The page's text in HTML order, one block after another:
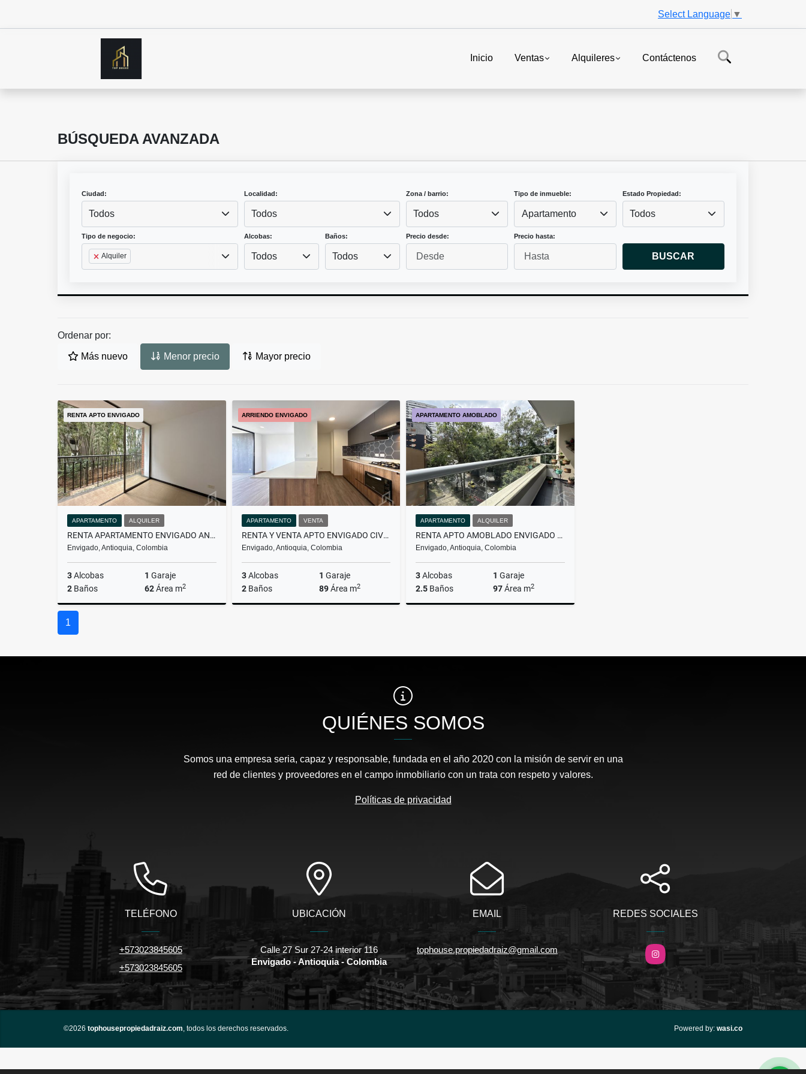
Select Language ▼
Inicio Ventas Alquileres Contáctenos
BÚSQUEDA AVANZADA
Ciudad:
Todos
Localidad:
Todos
Zona / barrio:
Todos
Tipo de inmueble:
Apartamento
Estado Propiedad:
Todos
Tipo de negocio:
Alquiler
Alcobas:
Todos
Baños:
Todos
Precio desde: Precio hasta:
BUSCAR
Ordenar por:
Más nuevo Menor precio Mayor precio
RENTA APTO ENVIGADO
APARTAMENTO ALQUILER
RENTA APARTAMENTO ENVIGADO ANTILLAS | PARQUEADERO
Envigado, Antioquia, Colombia
3Alcobas 1 Garaje
2 Baños 62Área m2
ARRIENDO ENVIGADO
APARTAMENTO VENTA
RENTA Y VENTA APTO ENVIGADO CIVITA PARA ESTRENAR
Envigado, Antioquia, Colombia
3Alcobas 1 Garaje
2Baños 89Área m2
APARTAMENTO AMOBLADO
APARTAMENTO ALQUILER
RENTA APTO AMOBLADO ENVIGADO ZUÑIGA
Envigado, Antioquia, Colombia
3Alcobas 1 Garaje
2.5 Baños 97Área m2
1
QUIÉNES SOMOS
Somos una empresa seria, capaz y responsable, fundada en el año 2020 con la misión de servir en una
red de clientes y proveedores en el campo inmobiliario con un trata con respeto y valores.
Políticas de privacidad
TELÉFONO
+573023845605
+573023845605
UBICACIÓN
Calle 27 Sur 27-24 interior 116
Envigado - Antioquia - Colombia
EMAIL
tophouse.propiedadraiz@gmail.com
REDES SOCIALES
Instagram
©2026 tophousepropiedadraiz.com, todos los derechos reservados. Powered by: wasi.co